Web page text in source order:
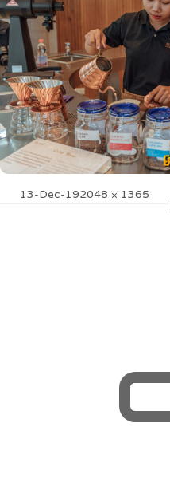
Posted
13-Dec-19Full
2048 × 1365